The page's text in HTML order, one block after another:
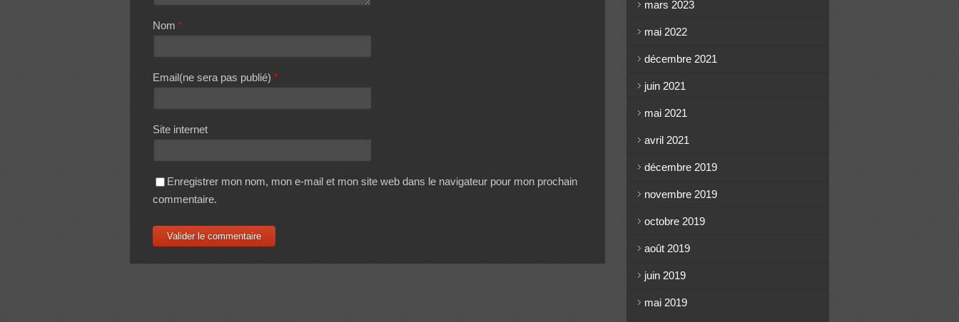
Nom *
Email(ne sera pas publié) *
Site internet
Enregistrer mon nom, mon e-mail et mon site web dans le navigateur pour mon prochain
commentaire.
mars 2023
mai 2022
décembre 2021
juin 2021
mai 2021
avril 2021
décembre 2019
novembre 2019
octobre 2019
août 2019
juin 2019
mai 2019